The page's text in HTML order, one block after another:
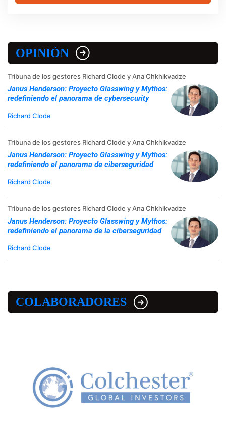
OPINIÓN
Tribuna de los gestores Richard Clode y Ana Chkhikvadze
Janus Henderson: Proyecto Glasswing y Mythos:
redefiniendo el panorama de cybersecurity
Richard Clode
Tribuna de los gestores Richard Clode y Ana Chkhikvadze
Janus Henderson: Proyecto Glasswing y Mythos:
redefiniendo el panorama de ciberseguridad
Richard Clode
Tribuna de los gestores Richard Clode y Ana Chkhikvadze
Janus Henderson: Proyecto Glasswing y Mythos:
redefiniendo el panorama de la ciberseguridad
Richard Clode
COLABORADORES